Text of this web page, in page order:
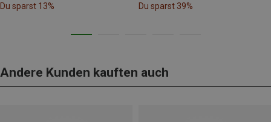
Du sparst 13% Du sparst 39%
Andere Kunden kauften auch